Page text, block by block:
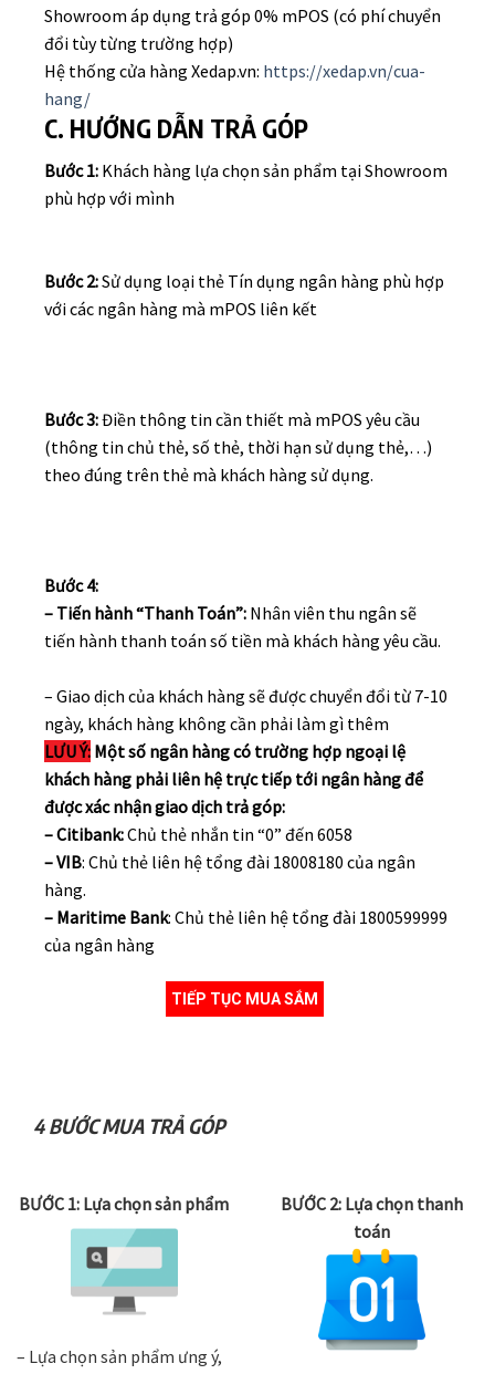
Showroom áp dụng trả góp 0% mPOS (có phí chuyển
đổi tùy từng trường hợp)
Hệ thống cửa hàng Xedap.vn: https://xedap.vn/cua-
hang/
C. HƯỚNG DẪN TRẢ GÓP
Bước 1: Khách hàng lựa chọn sản phẩm tại Showroom
phù hợp với mình
Bước 2:Sử dụng loại thẻ Tín dụng ngân hàng phù hợp
với các ngân hàng mà mPOS liên kết
Bước 3:Điền thông tin cần thiết mà mPOS yêu cầu
(thông tin chủ thẻ, số thẻ, thời hạn sử dụng thẻ,…)
theo đúng trên thẻ mà khách hàng sử dụng.
Bước 4:
– Tiến hành “Thanh Toán”: Nhân viên thu ngân sẽ
tiến hành thanh toán số tiền mà khách hàng yêu cầu.
– Giao dịch của khách hàng sẽ được chuyển đổi từ 7-10
ngày, khách hàng không cần phải làm gì thêm
LƯU Ý: Một số ngân hàng có trường hợp ngoại lệ
khách hàng phải liên hệ trực tiếp tới ngân hàng để
được xác nhận giao dịch trả góp:
– Citibank:Chủ thẻ nhắn tin “0” đến 6058
– VIB: Chủ thẻ liên hệ tổng đài 18008180 của ngân
hàng.
– Maritime Bank: Chủ thẻ liên hệ tổng đài 1800599999
của ngân hàng
TIẾP TỤC MUA SẮM
4 BƯỚC MUA TRẢ GÓP
BƯỚC 1: Lựa chọn sản phẩm
– Lựa chọn sản phẩm ưng ý,
BƯỚC 2: Lựa chọn thanh
toán